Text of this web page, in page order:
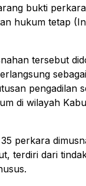
bukti
hukum tetap
tersebut
pengadilan
di wilayah
perkara
terdiri dari